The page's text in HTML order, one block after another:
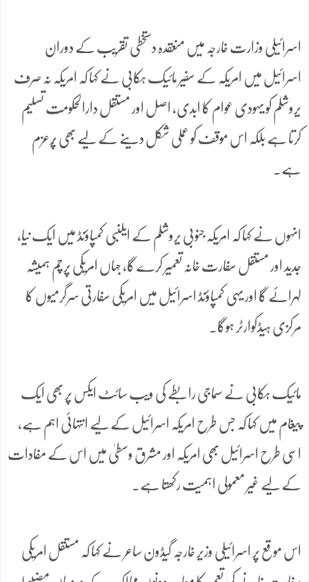
اسرائیلی وزارت خارجہ میں منعقدہ دستخطی تقریب کے دوران
اسرائیل میں امریکہ کے سفیر مائیک ہکابی نے کہا کہ امریکہ نہ صرف
یروشلم کو یہودی عوام کا ابدی، اصل اور مستقل دارالحکومت تسلیم
کرتا ہے بلکہ اس موقف کو عملی شکل دینے کے لیے بھی پُرعزم
ہے۔
انہوں نے کہا کہ امریکہ جنوبی یروشلم کے ایلنبی کمپاؤنڈ میں ایک نیا،
جدید اور مستقل سفارت خانہ تعمیر کرے گا، جہاں امریکی پرچم ہمیشہ
لہرائے گا اور یہی کمپاؤنڈ اسرائیل میں امریکی سفارتی سرگرمیوں کا
مرکزی ہیڈکوارٹر ہوگا۔
مائیک ہکابی نے سماجی رابطے کی ویب سائٹ ایکس پر بھی ایک
پیغام میں کہا کہ جس طرح امریکہ اسرائیل کے لیے انتہائی اہم ہے،
اسی طرح اسرائیل بھی امریکہ اور مشرق وسطیٰ میں اس کے مفادات
کے لیے غیر معمولی اہمیت رکھتا ہے۔
اس موقع پر اسرائیلی وزیر خارجہ گیڈون ساعر نے کہا کہ مستقل امریکی